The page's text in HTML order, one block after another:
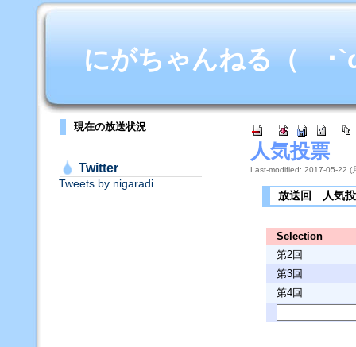
にがちゃんねる（ ･
現在の放送状況
Twitter
Tweets by nigaradi
人気投票
Last-modified: 2017-05-22 (
放送回 人気
Selection
第2回
第3回
第4回